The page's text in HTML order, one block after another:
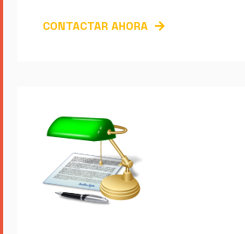
CONTACTAR AHORA